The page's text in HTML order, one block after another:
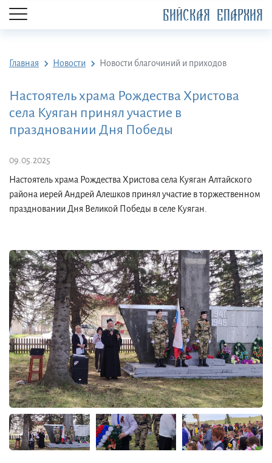
БИЙСКАЯ ЕПАРХИЯ
Главная Новости Новости благочиний и приходов
Настоятель храма Рождества Христова
села Куяган принял участие в
праздновании Дня Победы
09.05.2025
Настоятель храма Рождества Христова села Куяган Алтайского
района иерей Андрей Алешков принял участие в торжественном
праздновании Дня Великой Победы в селе Куяган.